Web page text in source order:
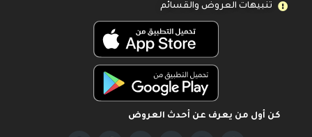
تنبيهات العروض والقسائم
كن أول من يعرف عن أحدث العروض